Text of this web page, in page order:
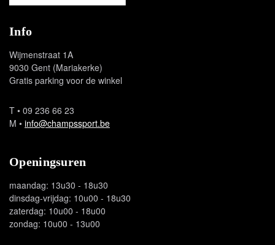
Info
Wijmenstraat 1A
9030 Gent (Mariakerke)
Gratis parking voor de winkel
T • 09 236 66 23
M • info@champssport.be
Openingsuren
maandag: 13u30 - 18u30
dinsdag-vrijdag: 10u00 - 18u30
zaterdag: 10u00 - 18u00
zondag: 10u00 - 13u00